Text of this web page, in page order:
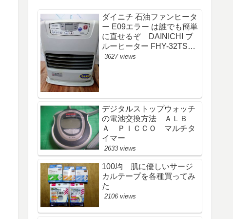
ダイニチ 石油ファンヒータ
ー E09エラー は誰でも簡単
に直せるぞ DAINICHI ブ
ルーヒーター FHY-32TS6
(FW-325S)
3627 views
デジタルストップウォッチ
の電池交換方法 ＡＬＢ
Ａ ＰＩＣＣＯ マルチタ
イマー
2633 views
100均 肌に優しいサージ
カルテープを各種買ってみ
た
2106 views